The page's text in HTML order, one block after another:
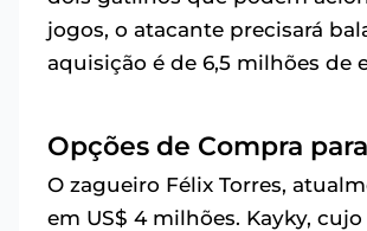
jogos, o atacante precisará
aquisição é de 6,5 milhões de
Opções de Compra
O zagueiro Félix Torres,
em US$ 4 milhões. Kayky,